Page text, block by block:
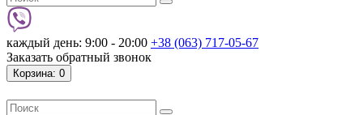
каждый день: 9:00 - 20:00 +38 (063) 717-05-67
Заказать обратный звонок
Корзина: 0